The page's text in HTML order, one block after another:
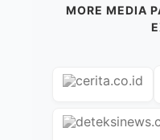
MORE MEDIA